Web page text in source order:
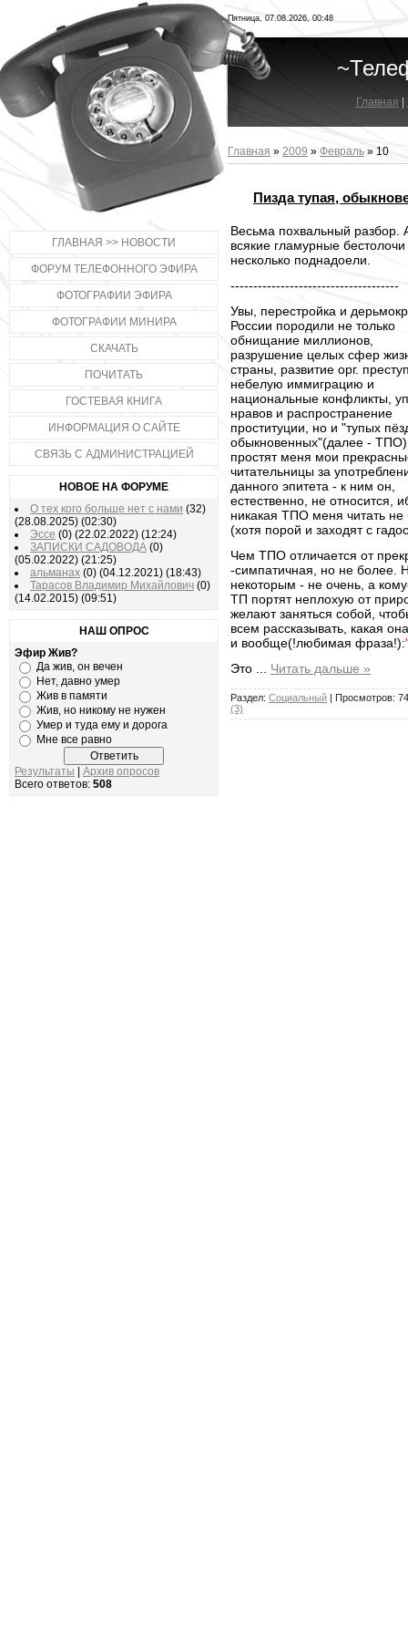
ГЛАВНАЯ >> НОВОСТИ
ФОРУМ ТЕЛЕФОННОГО ЭФИРА
ФОТОГРАФИИ ЭФИРА
ФОТОГРАФИИ МИНИРА
СКАЧАТЬ
ПОЧИТАТЬ
ГОСТЕВАЯ КНИГА
ИНФОРМАЦИЯ О САЙТЕ
СВЯЗЬ С АДМИНИСТРАЦИЕЙ
НОВОЕ НА ФОРУМЕ
О тех кого больше нет с нами (32)
(28.08.2025) (02:30)
Эссе (0) (22.02.2022) (12:24)
ЗАПИСКИ САДОВОДА (0)
(05.02.2022) (21:25)
альманах (0) (04.12.2021) (18:43)
Тарасов Владимир Михайлович (0)
(14.02.2015) (09:51)
НАШ ОПРОС
Эфир Жив?
Да жив, он вечен
Нет, давно умер
Жив в памяти
Жив, но никому не нужен
Умер и туда ему и дорога
Мне все равно
Результаты
Архив опросов
Всего ответов: 508
Пятница, 07.08.2026, 00:48
Главная
Главная » 2009 » Февраль » 10
Пизда тупая,
Весьма похвальный разбор.
всякие гламурные бестолочи
несколько поднадоели.
-------------------------------------
Увы, перестройка и
России породили не только
обнищание миллионов,
разрушение целых сфер
страны, развитие орг.
небелую иммиграцию и
национальные конфликты,
нравов и распространение
проституции, но и "тупых
обыкновенных"(далее -
простят меня мои
читательницы за
данного эпитета - к ним он,
естественно, не относится,
никакая ТПО меня читать не
(хотя порой и заходят с
Чем ТПО отличается от
-симпатичная, но не более.
некоторым - не очень, а
ТП портят неплохую от
желают заняться собой,
всем рассказывать, какая
и вообще(!любимая фраза!):
Это
Читать дальше »
Раздел: Социальный | Просмотров:
(3)